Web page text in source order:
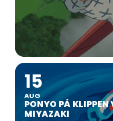
15
AUG
PONYO PÅ
MIYAZAKI